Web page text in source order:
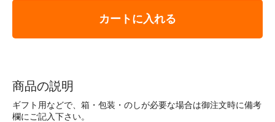
カートに入れる
商品の説明
ギフト用などで、箱・包装・のしが必要な場合は御注文時に備考
欄にご記入下さい。